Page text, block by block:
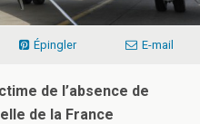
Épingler E-mail
de l’absence de
de la France